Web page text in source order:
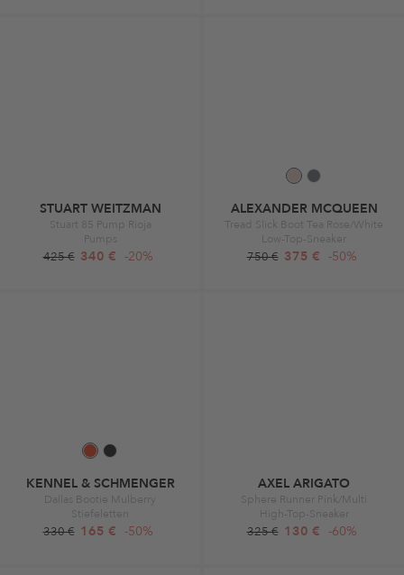
STUART WEITZMAN
Stuart 85 Pump Rioja
Pumps
425 € 340 € -20%
ALEXANDER MCQUEEN
Tread Slick Boot Tea Rose/White
Low-Top-Sneaker
750 € 375 € -50%
KENNEL & SCHMENGER
Dallas Bootie Mulberry
Stiefeletten
330 € 165 € -50%
AXEL ARIGATO
Sphere Runner Pink/Multi
High-Top-Sneaker
325 € 130 € -60%